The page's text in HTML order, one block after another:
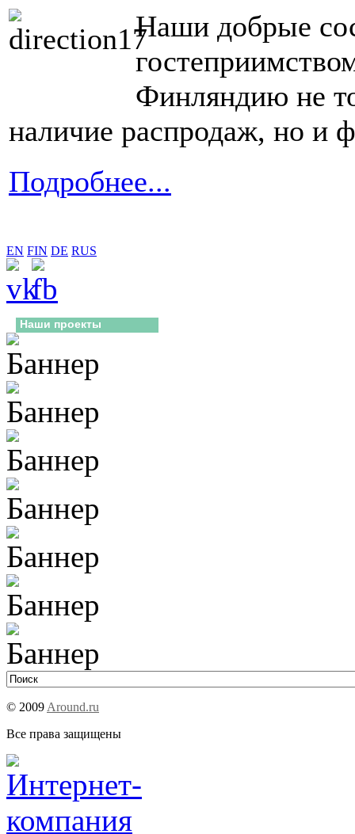
Наши добрые
Финляндию не
наличие распродаж, но и
Подробнее...
EN FIN DE RUS
Наши проекты
© 2009 Around.ru
Все права защищены